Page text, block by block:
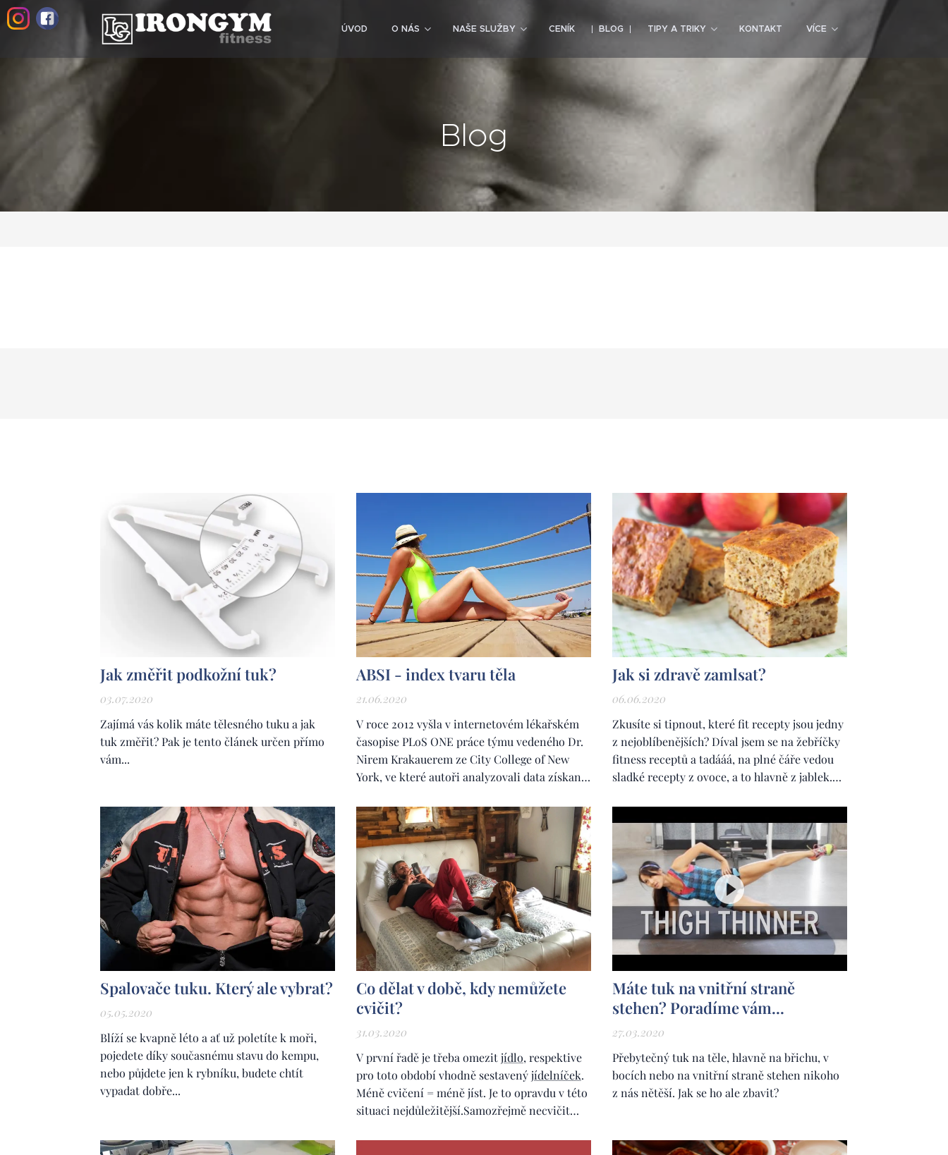
ÚVOD O NÁS NAŠE SLUŽBY CENÍK BLOG TIPY A TRIKY KONTAKT VÍCE
Blog
Jak změřit podkožní tuk?
03.07.2020
Zajímá vás kolik máte tělesného tuku a jak
tuk změřit? Pak je tento článek určen přímo
vám...
ABSI - index tvaru těla
21.06.2020
V roce 2012 vyšla v internetovém lékařském
časopise PLoS ONE práce týmu vedeného Dr.
Nirem Krakauerem ze City College of New
York, ve které autoři analyzovali data získaná
National Health and Nutrition Examination
Survey). Na základě této analýzy navrhli nový
index, který nazvali nazvali ABSI - A Body...
Jak si zdravě zamlsat?
06.06.2020
Zkusíte si tipnout, které fit recepty jsou jedny
z nejoblíbenějších? Díval jsem se na žebříčky
fitness receptů a tadááá, na plné čáře vedou
sladké recepty z ovoce, a to hlavně z jablek.
Spalovače tuku. Který ale vybrat?
05.05.2020
Blíží se kvapně léto a ať už poletíte k moři,
pojedete díky současnému stavu do kempu,
nebo půjdete jen k rybníku, budete chtít
vypadat dobře...
Co dělat v době, kdy nemůžete
cvičit?
31.03.2020
V první řadě je třeba omezitjídlo, respektive
pro toto období vhodně sestavenýjídelníček.
Méně cvičení = méně jíst. Je to opravdu v této
situaci nejdůležitější.Samozřejmě necvičit
Máte tuk na vnitřní straně
stehen? Poradíme vám...
27.03.2020
Přebytečný tuk na těle, hlavně na břichu, v
bocích nebo na vnitřní straně stehen nikoho
z nás nětěší. Jak se ho ale zbavit?